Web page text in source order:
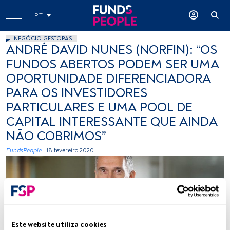
Este website utiliza cookies
PT
NEGÓCIO GESTORAS
ANDRÉ DAVID NUNES (NORFIN): “OS
FUNDOS ABERTOS PODEM SER UMA
OPORTUNIDADE DIFERENCIADORA
PARA OS INVESTIDORES
PARTICULARES E UMA POOL DE
CAPITAL INTERESSANTE QUE AINDA
NÃO COBRIMOS”
FundsPeople . 18 fevereiro 2020